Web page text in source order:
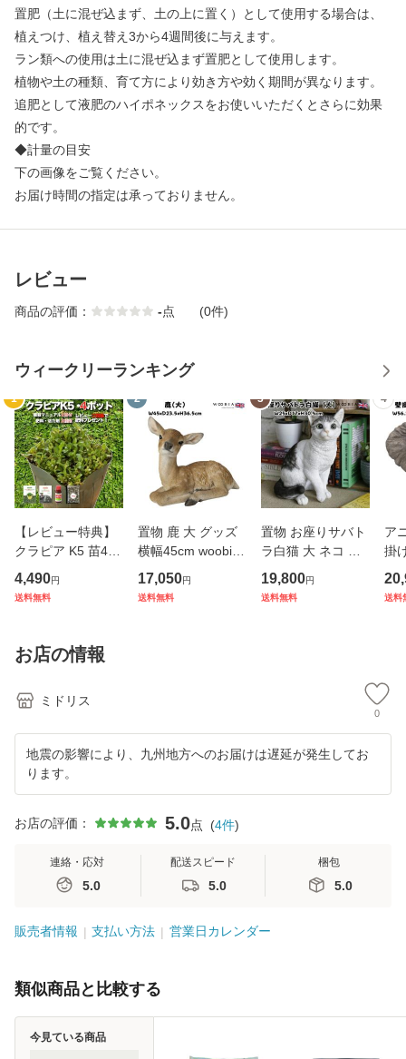
置肥（土に混ぜ込まず、土の上に置く）として使用する場合は、
植えつけ、植え替え3から4週間後に与えます。
ラン類への使用は土に混ぜ込まず置肥として使用します。
植物や土の種類、育て方により効き方や効く期間が異なります。
追肥として液肥のハイポネックスをお使いいただくとさらに効果
的です。
◆計量の目安
下の画像をご覧ください。
お届け時間の指定は承っておりません。
レビュー
商品の評価： -点 (0件)
ウィークリーランキング
1
【レビュー特典】
クラピア K5 苗4株
お試し1平米用 す
くすくセットミニ
バー 4ポット 肥料
活力剤2種
4,490円
送料無料
2
置物 鹿 大 グッズ
横幅45cm woobia
ウービア 大きい か
わいい おしゃれ ガ
17,050円
送料無料
3
置物 お座りサバト
ラ白猫 大 ネコ 高
さ30.5cm woobia
ウービア 大きい か
19,800円
送料無料
4
ア
掛
cm
グ
送料
お店の情報
ミドリス
0
地震の影響により、九州地方へのお届けは遅延が発生してお
ります。
お店の評価： 5.0点 (4件)
連絡・応対
5.0
配送スピード
5.0
梱包
5.0
販売者情報 支払い方法 営業日カレンダー
類似商品と比較する
今見ている商品